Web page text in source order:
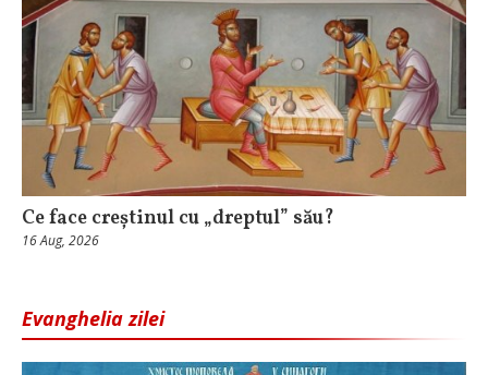
Ce face creștinul cu „dreptul” său?
16 Aug, 2026
Evanghelia zilei